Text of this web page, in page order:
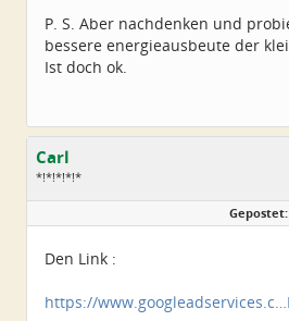
P. S. Aber nachdenken und
bessere energieausbeute der
Ist doch ok.
Carl
*!*!*!*!*
Geschlecht:
Beiträge:
5224
Gepostet:
Den Link :
https://